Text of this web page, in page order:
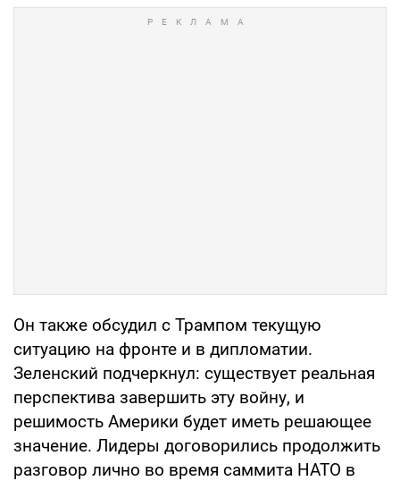
Он также обсудил с Трампом текущую
ситуацию на фронте и в дипломатии.
Зеленский подчеркнул: существует реальная
перспектива завершить эту войну, и
решимость Америки будет иметь решающее
значение. Лидеры договорились продолжить
разговор лично во время саммита НАТО в